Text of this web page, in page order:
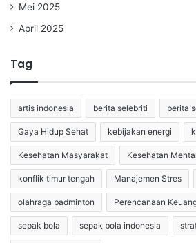
Mei 2025
April 2025
Tag
artis indonesia berita selebriti berita
Gaya Hidup Sehat kebijakan energi
Kesehatan Masyarakat Kesehatan Mental
konflik timur tengah Manajemen Stres
olahraga badminton Perencanaan
sepak bola sepak bola indonesia